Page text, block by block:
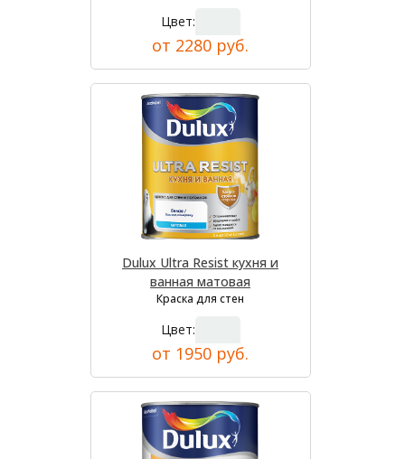
Цвет:
от 2280 руб.
Dulux Ultra Resist кухня и
ванная матовая
Краска для стен
Цвет:
от 1950 руб.